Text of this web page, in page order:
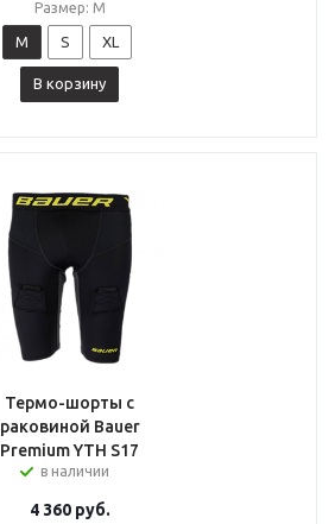
Размер: M
M S XL
В корзину
Термо-шорты с
раковиной Bauer
Premium YTH S17
в наличии
4 360руб.